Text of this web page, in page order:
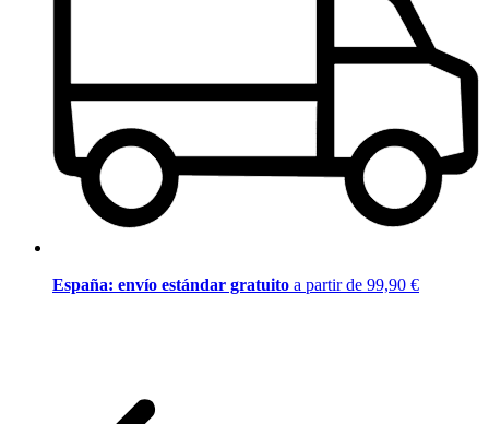
España: envío estándar gratuito a partir de 99,90 €